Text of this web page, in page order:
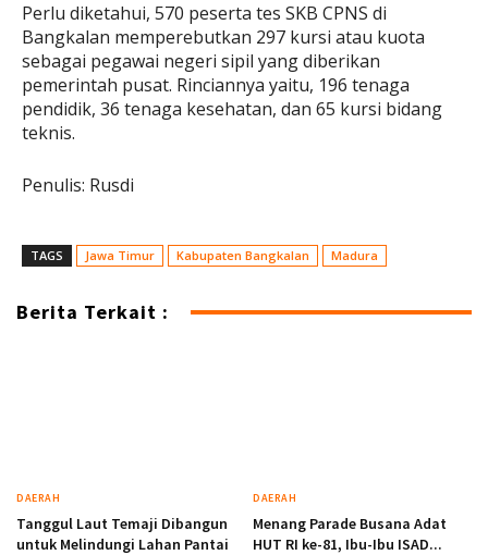
Perlu diketahui, 570 peserta tes SKB CPNS di
Bangkalan memperebutkan 297 kursi atau kuota
sebagai pegawai negeri sipil yang diberikan
pemerintah pusat. Rinciannya yaitu, 196 tenaga
pendidik, 36 tenaga kesehatan, dan 65 kursi bidang
teknis.
Penulis: Rusdi
TAGS Jawa Timur Kabupaten Bangkalan Madura
Berita Terkait :
DAERAH
Tanggul Laut Temaji Dibangun
untuk Melindungi Lahan Pantai
DAERAH
Menang Parade Busana Adat
HUT RI ke-81, Ibu-Ibu ISAD...